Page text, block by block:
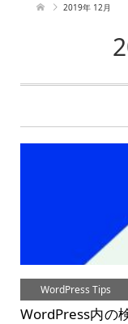
2019年 12月
WordPress Tips
WordPress内の